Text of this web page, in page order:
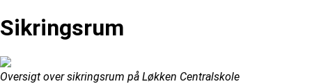
Sikringsrum
Oversigt over sikringsrum på Løkken Centralskole